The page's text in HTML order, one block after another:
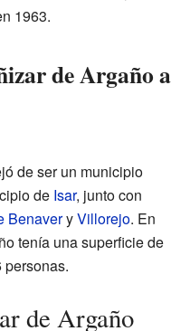
1963.
de Argaño a
de ser un municipio
de Isar, junto con
BenaveryVillorejo. En
tenía una superficie de
de Argaño